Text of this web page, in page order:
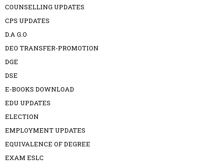
COUNSELLING UPDATES
CPS UPDATES
D.A G.O
DEO TRANSFER-PROMOTION
DGE
DSE
E-BOOKS DOWNLOAD
EDU UPDATES
ELECTION
EMPLOYMENT UPDATES
EQUIVALENCE OF DEGREE
EXAM ESLC